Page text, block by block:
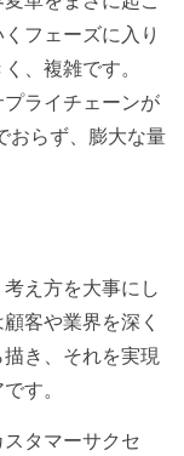
フェーズに入り
、複雑です。
ライチェーンが
おらず、膨大な量
え方を大事にし
客や業界を深く
き、それを実現
す。
タマーサクセ